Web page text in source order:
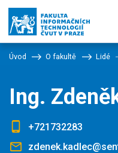
Úvod O fakultě Lidé
Ing.
+721732283